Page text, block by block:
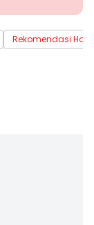
Rekomendasi Hotel